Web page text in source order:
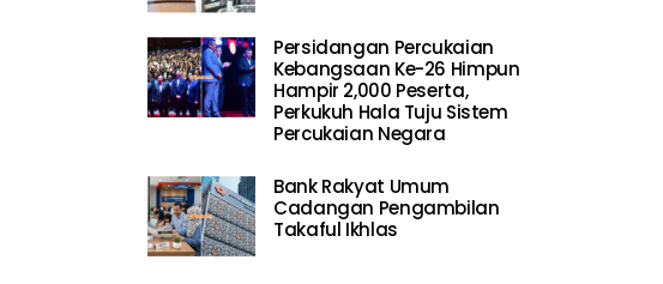
Persidangan Percukaian
Kebangsaan Ke-26 Himpun
Hampir 2,000 Peserta,
Perkukuh Hala Tuju Sistem
Percukaian Negara
Bank Rakyat Umum
Cadangan Pengambilan
Takaful Ikhlas